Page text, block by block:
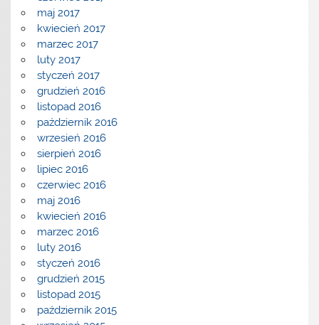
maj 2017
kwiecień 2017
marzec 2017
luty 2017
styczeń 2017
grudzień 2016
listopad 2016
październik 2016
wrzesień 2016
sierpień 2016
lipiec 2016
czerwiec 2016
maj 2016
kwiecień 2016
marzec 2016
luty 2016
styczeń 2016
grudzień 2015
listopad 2015
październik 2015